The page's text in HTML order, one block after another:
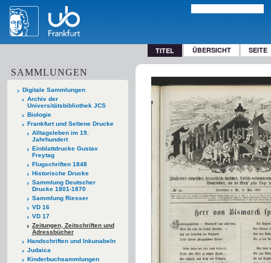
TITEL ÜBERSICHT SEITE
SAMMLUNGEN
Digitale Sammlungen
Archiv der
Universitätsbibliothek JCS
Biologie
Frankfurt und Seltene Drucke
Alltagsleben im 19.
Jahrhundert
Einblattdrucke Gustav
Freytag
Flugschriften 1848
Historische Drucke
Sammlung Deutscher
Drucke 1801-1870
Sammlung Riesser
VD 16
VD 17
Zeitungen, Zeitschriften und
Adressbücher
Handschriften und Inkunabeln
Judaica
Kinderbuchsammlungen